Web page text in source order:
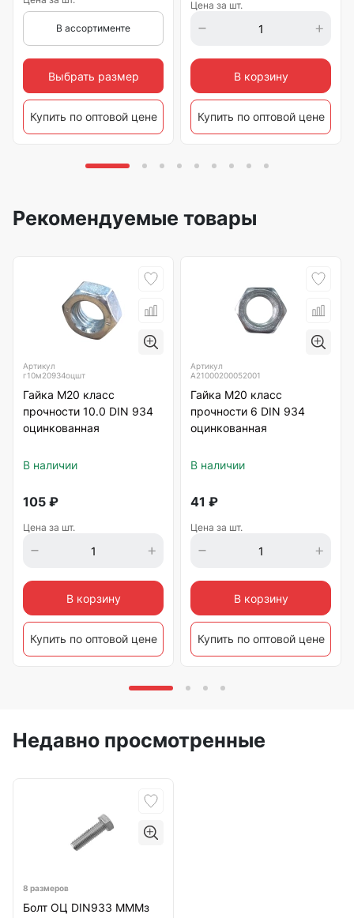
В ассортименте
Выбрать размер
Купить по оптовой цене
Цена за шт.
В корзину
Купить по оптовой цене
Рекомендуемые товары
Артикул
г10м20934оцшт
Гайка М20 класс
прочности 10.0 DIN 934
оцинкованная
В наличии
105 ₽
Цена за шт.
В корзину
Купить по оптовой цене
Артикул
А21000200052001
Гайка М20 класс
прочности 6 DIN 934
оцинкованная
В наличии
41 ₽
Цена за шт.
В корзину
Купить по оптовой цене
Недавно просмотренные
8 размеров
Болт ОЦ DIN933 МММз